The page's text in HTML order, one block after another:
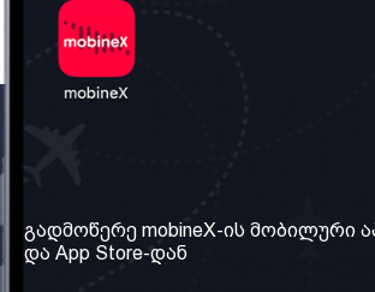
ჩვენ შესახებ
ჩვენი სერვისები
წესები
გადმოწერე mobineX-ის მობილური
და App Store-დან